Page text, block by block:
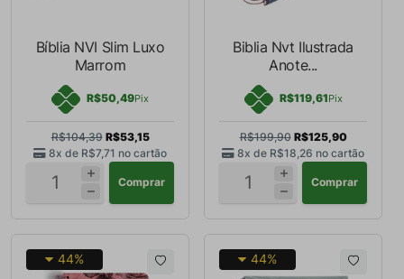
Bíblia NVI Slim Luxo
Marrom
R$50,49Pix
R$104,39 R$53,15
8x de R$7,71 no cartão
Comprar
Biblia Nvt Ilustrada
Anote...
R$119,61Pix
R$199,90 R$125,90
8x de R$18,26 no cartão
Comprar
44% 44%